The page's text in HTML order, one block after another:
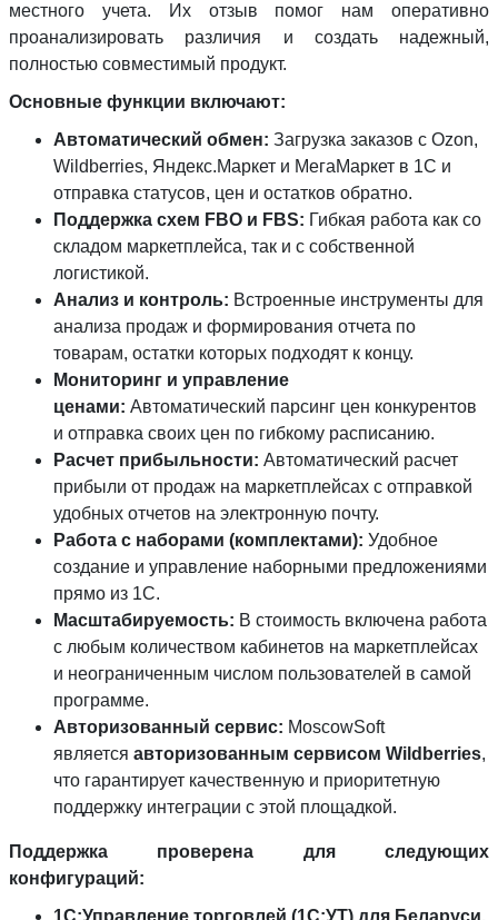
местного учета. Их отзыв помог нам оперативно
проанализировать различия и создать надежный,
полностью совместимый продукт.
Основные функции включают:
Автоматический обмен: Загрузка заказов с Ozon,
Wildberries, Яндекс.Маркет и МегаМаркет в 1С и
отправка статусов, цен и остатков обратно.
Поддержка схем FBO и FBS: Гибкая работа как со
складом маркетплейса, так и с собственной
логистикой.
Анализ и контроль: Встроенные инструменты для
анализа продаж и формирования отчета по
товарам, остатки которых подходят к концу.
Мониторинг и управление
ценами: Автоматический парсинг цен конкурентов
и отправка своих цен по гибкому расписанию.
Расчет прибыльности: Автоматический расчет
прибыли от продаж на маркетплейсах с отправкой
удобных отчетов на электронную почту.
Работа с наборами (комплектами): Удобное
создание и управление наборными предложениями
прямо из 1С.
Масштабируемость: В стоимость включена работа
с любым количеством кабинетов на маркетплейсах
и неограниченным числом пользователей в самой
программе.
Авторизованный сервис: MoscowSoft
является авторизованным сервисом Wildberries,
что гарантирует качественную и приоритетную
поддержку интеграции с этой площадкой.
Поддержка проверена для следующих
конфигураций:
1С:Управление торговлей (1С:УТ) для Беларуси,